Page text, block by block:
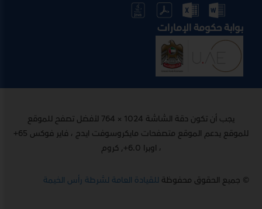
بوابة حكومة الإمارات
يجب أن تكون دقة الشاشة 1024 × 764 لأفضل تصفح للموقع
للموقع يدعم الموقع متصفحات مايكروسوفت ايدج ، فاير فوكس 65+
، اوبرا 6.0+, كروم
© جميع الحقوق محفوظةللقيادة العامة لشرطة رأس الخيمة